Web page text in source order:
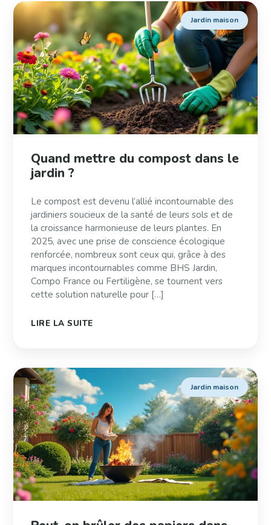
Jardin maison
Quand mettre du compost dans le
jardin ?
Le compost est devenu l’allié incontournable des
jardiniers soucieux de la santé de leurs sols et de
la croissance harmonieuse de leurs plantes. En
2025, avec une prise de conscience écologique
renforcée, nombreux sont ceux qui, grâce à des
marques incontournables comme BHS Jardin,
Compo France ou Fertiligène, se tournent vers
cette solution naturelle pour […]
LIRE LA SUITE
Jardin maison